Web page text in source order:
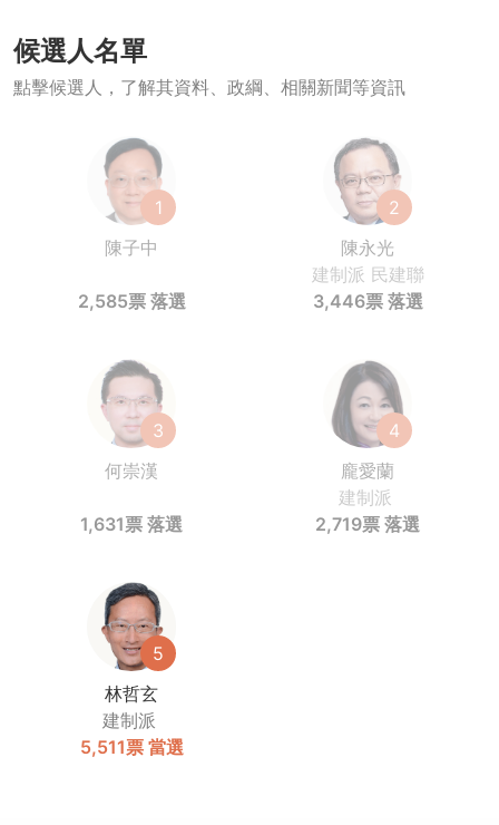
候選人名單
點擊候選人，了解其資料、政綱、相關新聞等資訊
1
陳子中
2,585票 落選
2
陳永光
建制派 民建聯
3,446票 落選
3
何崇漢
1,631票 落選
4
龐愛蘭
建制派
2,719票 落選
5
林哲玄
建制派
5,511票 當選